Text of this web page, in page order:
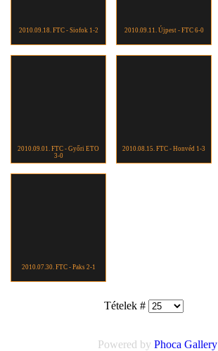
2010.09.18. FTC - Siofok 1-2 2010.09.11. Újpest - FTC 6-0
2010.09.01. FTC - Győri ETO
3-0
2010.08.15. FTC - Honvéd 1-3
2010.07.30. FTC - Paks 2-1
Tételek #
Powered by Phoca Gallery